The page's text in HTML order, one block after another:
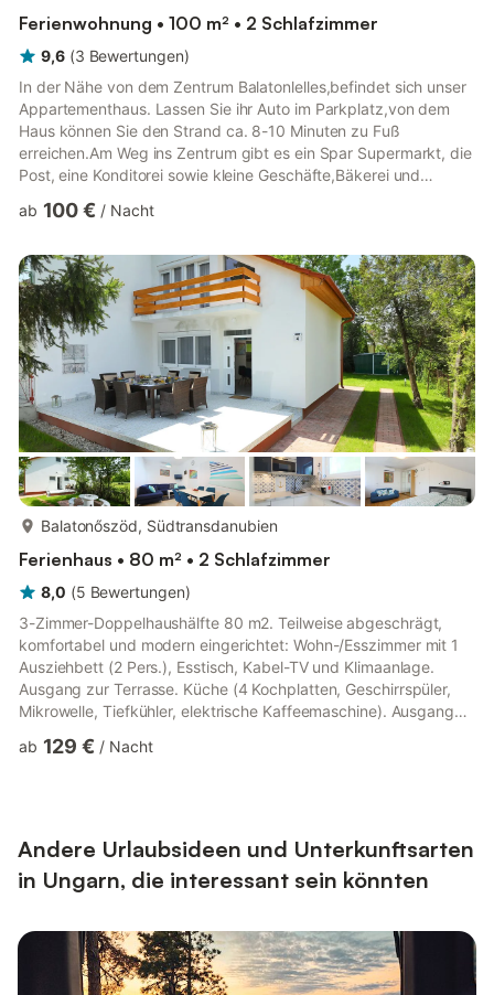
Ferienwohnung • 100 m² • 2 Schlafzimmer
9,6 (3 Bewertungen)
In der Nähe von dem Zentrum Balatonlelles,befindet sich unser
Appartementhaus. Lassen Sie ihr Auto im Parkplatz,von dem
Haus können Sie den Strand ca. 8-10 Minuten zu Fuß
erreichen.Am Weg ins Zentrum gibt es ein Spar Supermarkt, die
Post, eine Konditorei sowie kleine Geschäfte,Bäkerei und
ist bequem für 4-6 Personen,. Hier gibt es 2 Schlafzimmern (
Einzelbett und ein ausklappbares Bett auch sich befindet,was
für 2 Personen bequem ist ), Küche mit Essbereich,
Badezimmer,e...
ab 100 € / Nacht
Balatonőszöd, Südtransdanubien
Ferienhaus • 80 m² • 2 Schlafzimmer
8,0 (5 Bewertungen)
3-Zimmer-Doppelhaushälfte 80 m2. Teilweise abgeschrägt,
komfortabel und modern eingerichtet: Wohn-/Esszimmer mit 1
Ausziehbett (2 Pers.), Esstisch, Kabel-TV und Klimaanlage.
Ausgang zur Terrasse. Küche (4 Kochplatten, Geschirrspüler,
Mikrowelle, Tiefkühler, elektrische Kaffeemaschine). Ausgang
Obergeschoss: 1 Zimmer mit 1 franz. Bett (180 cm, Länge 200
Balkonmöbel. Zur Ve...
ab 129 € / Nacht
Andere Urlaubsideen und Unterkunftsarten
in Ungarn, die interessant sein könnten